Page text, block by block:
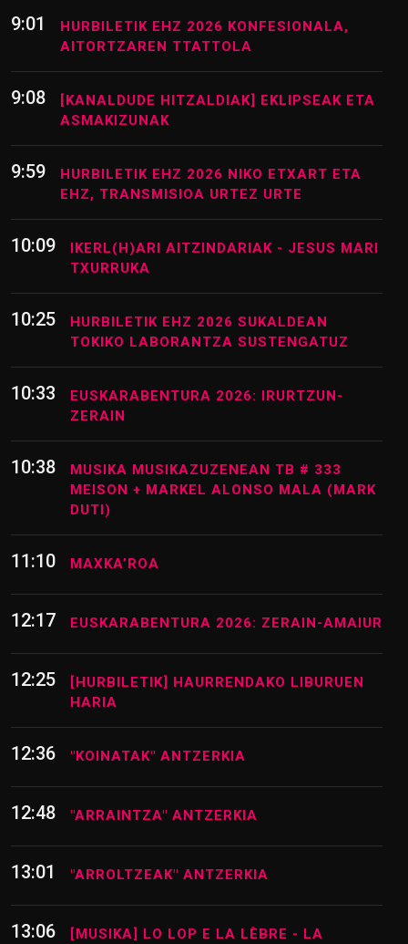
9:01
HURBILETIK EHZ 2026 KONFESIONALA,
AITORTZAREN TTATTOLA
9:08
[KANALDUDE HITZALDIAK] EKLIPSEAK ETA
ASMAKIZUNAK
9:59
HURBILETIK EHZ 2026 NIKO ETXART ETA
EHZ, TRANSMISIOA URTEZ URTE
10:09
IKERL(H)ARI AITZINDARIAK - JESUS MARI
TXURRUKA
10:25
HURBILETIK EHZ 2026 SUKALDEAN
TOKIKO LABORANTZA SUSTENGATUZ
10:33
EUSKARABENTURA 2026: IRURTZUN-
ZERAIN
10:38
MUSIKA MUSIKAZUZENEAN TB # 333
MEISON + MARKEL ALONSO MALA (MARK
DUTI)
11:10 MAXKA’ROA
12:17 EUSKARABENTURA 2026: ZERAIN-AMAIUR
12:25
[HURBILETIK] HAURRENDAKO LIBURUEN
HARIA
12:36 "KOINATAK" ANTZERKIA
12:48 "ARRAINTZA" ANTZERKIA
13:01 "ARROLTZEAK" ANTZERKIA
13:06
[MUSIKA] LO LOP E LA LÈBRE - LA